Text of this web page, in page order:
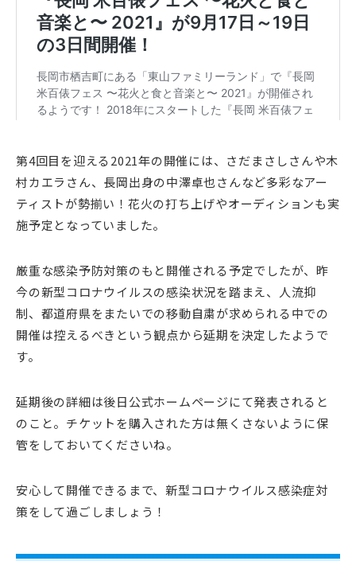
第4回目を迎える2021年の開催には、さだまさしさんや木
村カエラさん、長岡出身の中澤卓也さんなど多彩なアー
ティストが勢揃い！花火の打ち上げやオーディションも実
施予定となっていました。
厳重な感染予防対策のもと開催される予定でしたが、昨
今の新型コロナウイルスの感染状況を踏まえ、人流抑
制、都道府県をまたいでの移動自粛が求められる中での
開催は控えるべきという観点から延期を決定したようで
す。
延期後の詳細は後日公式ホームページにて発表されると
のこと。チケットを購入された方は無くさないように保
管をしておいてくださいね。
安心して開催できるまで、新型コロナウイルス感染症対
策をして過ごしましょう！